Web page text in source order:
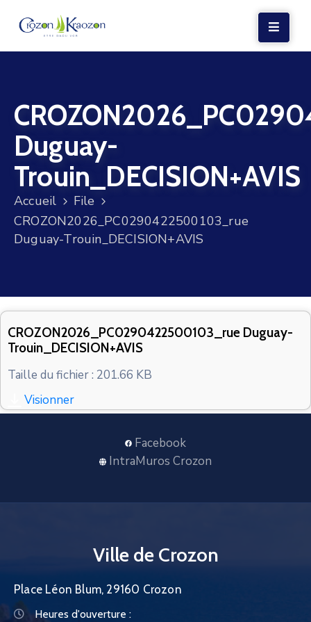
VIE
LOCALE
VIE
SOCIALE
TERRE
ET
MER
Duguay-
Trouin_DECISION+AVIS
Accueil
File
CROZON2026_PC0290422500103_rue
Duguay-Trouin_DECISION+AVIS
CROZON2026_PC0290422500103_rue Duguay-
Trouin_DECISION+AVIS
Taille du fichier : 201.66 KB
Visionner
Facebook
IntraMuros Crozon
Ville de Crozon
Place Léon Blum, 29160 Crozon
Heures d'ouverture :